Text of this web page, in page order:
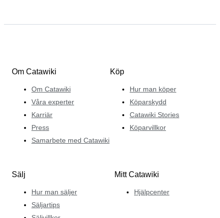
Om Catawiki
Om Catawiki
Våra experter
Karriär
Press
Samarbete med Catawiki
Köp
Hur man köper
Köparskydd
Catawiki Stories
Köparvillkor
Sälj
Hur man säljer
Säljartips
Mitt Catawiki
Hjälpcenter